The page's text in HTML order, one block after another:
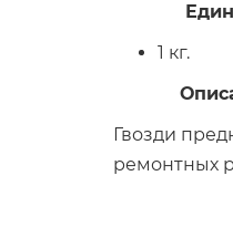
1 кг.
Гвозди
ремонтных